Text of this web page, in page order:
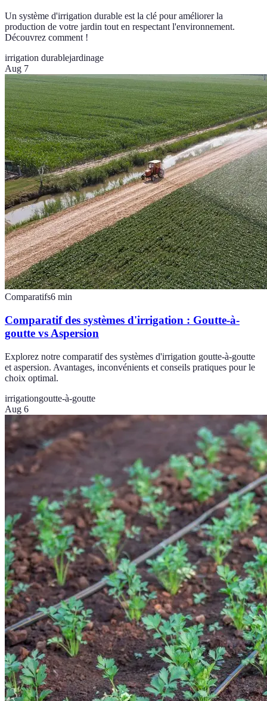
Un système d'irrigation durable est la clé pour améliorer la
production de votre jardin tout en respectant l'environnement.
Découvrez comment !
irrigation durablejardinage
Aug 7
Comparatifs6 min
Comparatif des systèmes d'irrigation : Goutte-à-
goutte vs Aspersion
Explorez notre comparatif des systèmes d'irrigation goutte-à-goutte
et aspersion. Avantages, inconvénients et conseils pratiques pour le
choix optimal.
irrigationgoutte-à-goutte
Aug 6